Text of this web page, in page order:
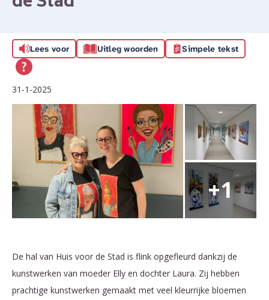
Lees voor Uitleg woorden Simpele tekst
31-1-2025
De hal van Huis voor de Stad is flink opgefleurd dankzij de
kunstwerken van moeder Elly en dochter Laura. Zij hebben
prachtige kunstwerken gemaakt met veel kleurrijke bloemen